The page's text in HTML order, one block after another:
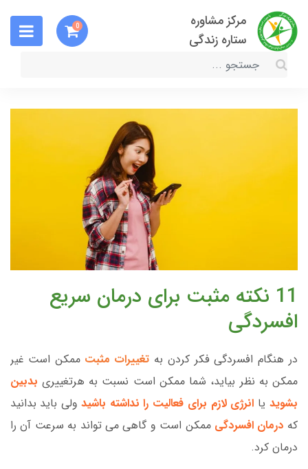
مرکز مشاوره
ستاره زندگی
0
11 نکته مثبت برای درمان سریع
افسردگی
در هنگام افسردگی فکر کردن به تغییرات مثبت ممکن است غیر
ممکن به نظر بیاید، شما ممکن است نسبت به هرتغییری بدبین
بشوید یا انرژی لازم برای فعالیت را نداشته باشید ولی باید بدانید
که درمان افسردگی ممکن است و گاهی می تواند به سرعت آن را
درمان کرد.